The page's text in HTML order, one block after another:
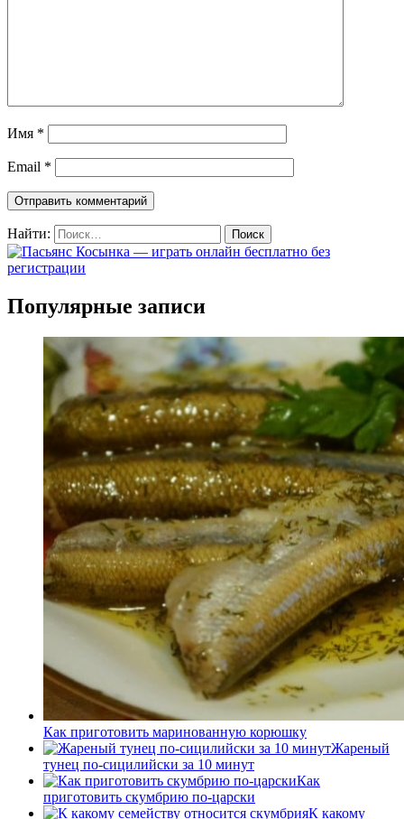
Имя *
Email *
Найти:
Популярные записи
Как приготовить маринованную корюшку
Жареный
тунец по-сицилийски за 10 минут
Как
приготовить скумбрию по-царски
К какому